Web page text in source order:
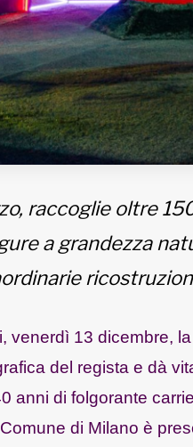
raccoglie oltre
a grandezza
13 dicembre,
del regista e dà
anni di folgorante
di Milano è